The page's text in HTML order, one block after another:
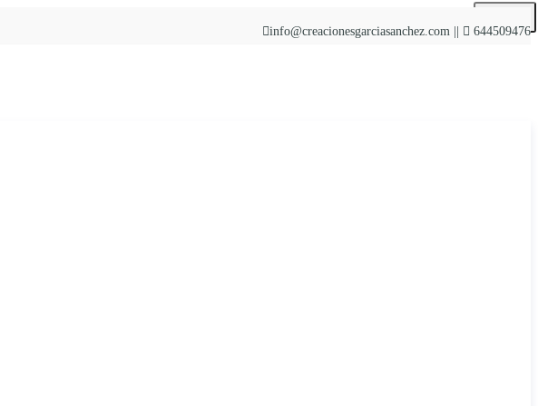
info@creacionesgarciasanchez.com || 644509476